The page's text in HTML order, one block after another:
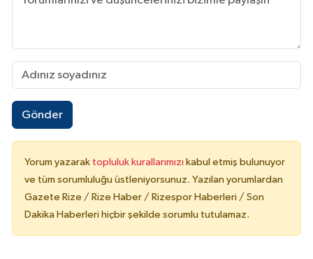
Gönder
Yorum yazarak topluluk kurallarımızı kabul etmiş bulunuyor
ve tüm sorumluluğu üstleniyorsunuz. Yazılan yorumlardan
Gazete Rize / Rize Haber / Rizespor Haberleri / Son
Dakika Haberleri hiçbir şekilde sorumlu tutulamaz.